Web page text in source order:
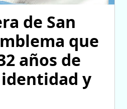
de San
que
años de
y